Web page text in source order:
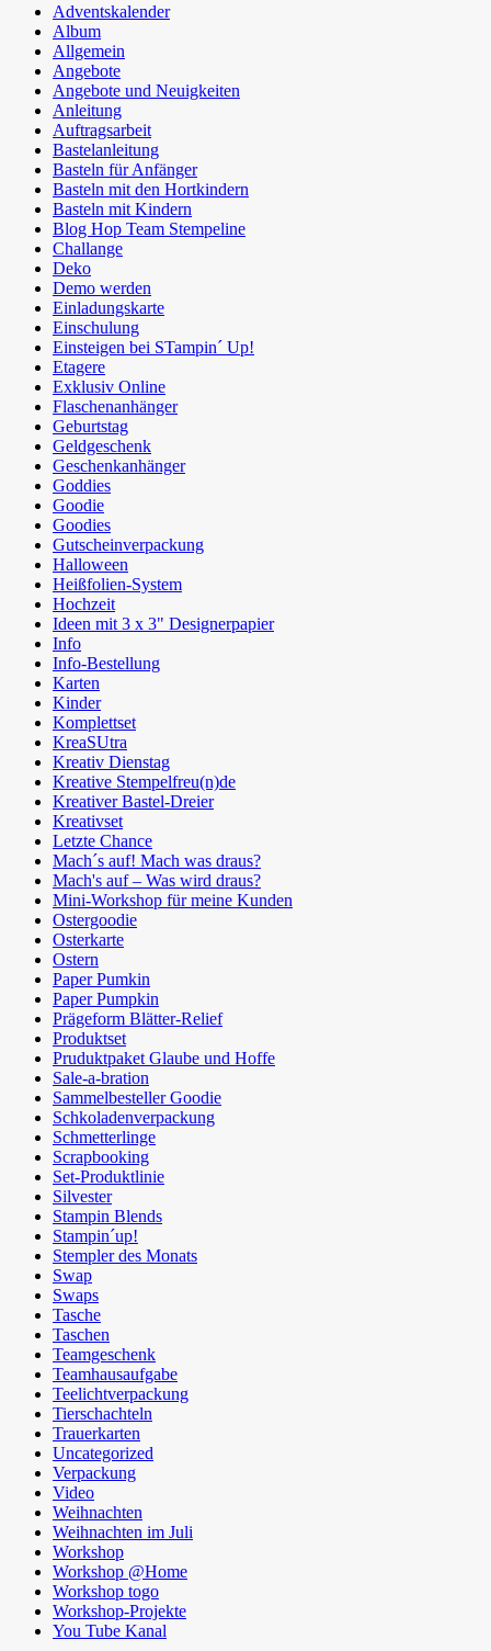
Adventskalender
Album
Allgemein
Angebote
Angebote und Neuigkeiten
Anleitung
Auftragsarbeit
Bastelanleitung
Basteln für Anfänger
Basteln mit den Hortkindern
Basteln mit Kindern
Blog Hop Team Stempeline
Challange
Deko
Demo werden
Einladungskarte
Einschulung
Einsteigen bei STampin´ Up!
Etagere
Exklusiv Online
Flaschenanhänger
Geburtstag
Geldgeschenk
Geschenkanhänger
Goddies
Goodie
Goodies
Gutscheinverpackung
Halloween
Heißfolien-System
Hochzeit
Ideen mit 3 x 3" Designerpapier
Info
Info-Bestellung
Karten
Kinder
Komplettset
KreaSUtra
Kreativ Dienstag
Kreative Stempelfreu(n)de
Kreativer Bastel-Dreier
Kreativset
Letzte Chance
Mach´s auf! Mach was draus?
Mach's auf – Was wird draus?
Mini-Workshop für meine Kunden
Ostergoodie
Osterkarte
Ostern
Paper Pumkin
Paper Pumpkin
Prägeform Blätter-Relief
Produktset
Pruduktpaket Glaube und Hoffe
Sale-a-bration
Sammelbesteller Goodie
Schkoladenverpackung
Schmetterlinge
Scrapbooking
Set-Produktlinie
Silvester
Stampin Blends
Stampin´up!
Stempler des Monats
Swap
Swaps
Tasche
Taschen
Teamgeschenk
Teamhausaufgabe
Teelichtverpackung
Tierschachteln
Trauerkarten
Uncategorized
Verpackung
Video
Weihnachten
Weihnachten im Juli
Workshop
Workshop @Home
Workshop togo
Workshop-Projekte
You Tube Kanal